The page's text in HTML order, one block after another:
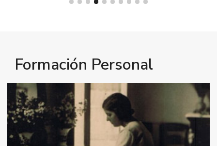
Formación Personal